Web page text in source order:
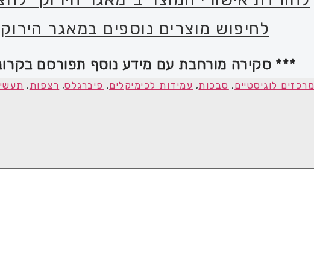
לחיפוש מוצרים נוספים במאגר הירוק
*** סקירה מורחבת עם מידע נוסף תפורסם
מרכזים לוגיסטיים, סבכות, עמידות לכימיקלים, פיברגלס, רצפות,